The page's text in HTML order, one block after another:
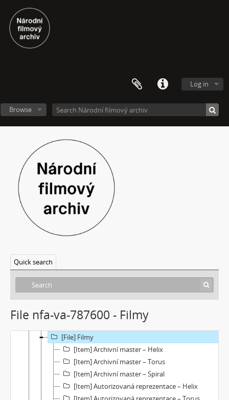
Log in
Browse
Quick search
File nfa-va-787600 - Filmy
[Subseries] Vystěhování. Nastěhování
[Subseries] Sběratel
[Subseries] Studna
[Subseries] Polednice
[Subseries] 13. revír
[Subseries] Po stopách krve
[Subseries] Spejbl a Hurvínek
[Subseries] Větev – Prorážení televize větví
[Subseries] 16 Sketches of Dialogue
[Subseries] Air
[Subseries] Air – Znělka
[Subseries] Interno
[Subseries] Le Cuoche
[Subseries] Kytka
[Subseries] Erosynta I
[Subseries] Monoskop no. 3 – Monkeyking legend
[Subseries] Pohádka pro šílence
[Subseries] Chewing Gum
[File] Filmy
[Item] Archivní master – Helix
[Item] Archivní master – Torus
[Item] Archivní master – Spiral
[Item] Autorizovaná reprezentace – Helix